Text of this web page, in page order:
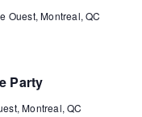
Ouest, Montreal, QC
Party
Montreal, QC